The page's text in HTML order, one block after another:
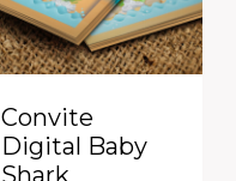
Convite
Digital Baby
Shark